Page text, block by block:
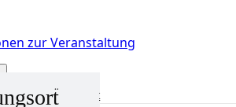
Verband Übersicht
zur Veranstaltung